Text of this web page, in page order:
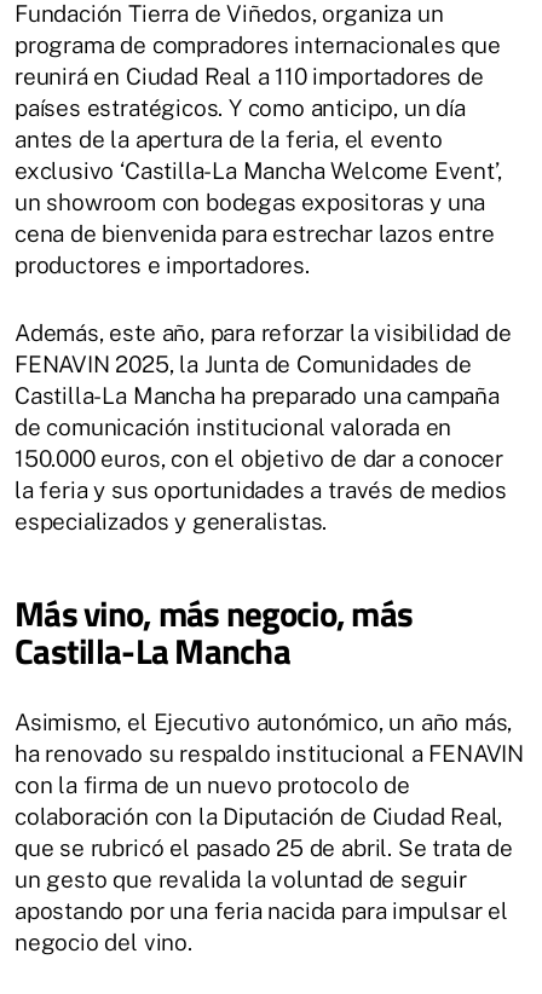
Fundación Tierra de Viñedos, organiza un
programa de compradores internacionales que
reunirá en Ciudad Real a 110 importadores de
países estratégicos. Y como anticipo, un día
antes de la apertura de la feria, el evento
exclusivo ‘Castilla-La Mancha Welcome Event’,
un showroom con bodegas expositoras y una
cena de bienvenida para estrechar lazos entre
productores e importadores.
Además, este año, para reforzar la visibilidad de
FENAVIN 2025, la Junta de Comunidades de
Castilla-La Mancha ha preparado una campaña
de comunicación institucional valorada en
150.000 euros, con el objetivo de dar a conocer
la feria y sus oportunidades a través de medios
especializados y generalistas.
Más vino, más negocio, más
Castilla-La Mancha
Asimismo, el Ejecutivo autonómico, un año más,
ha renovado su respaldo institucional a FENAVIN
con la firma de un nuevo protocolo de
colaboración con la Diputación de Ciudad Real,
que se rubricó el pasado 25 de abril. Se trata de
un gesto que revalida la voluntad de seguir
apostando por una feria nacida para impulsar el
negocio del vino.